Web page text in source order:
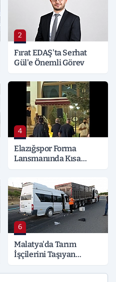
2
Fırat EDAŞ'ta Serhat
Gül'e Önemli Görev
4
Elazığspor Forma
Lansmanında Kısa
6
Malatya'da Tarım
İşçilerini Taşıyan
Yaralı